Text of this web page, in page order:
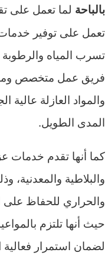
بالباحة لما تعمل على
تعمل على توفير
تسرب المياه والرطوبة
فريق عمل متخصص
والمواد العازلة عالية
المدى الطويل.
كما أنها تقدم خدمات
والبلاطية والمعدنية،
والحراري للحفاظ على
حيث أنها تلتزم
لضمان استمرار فعالية